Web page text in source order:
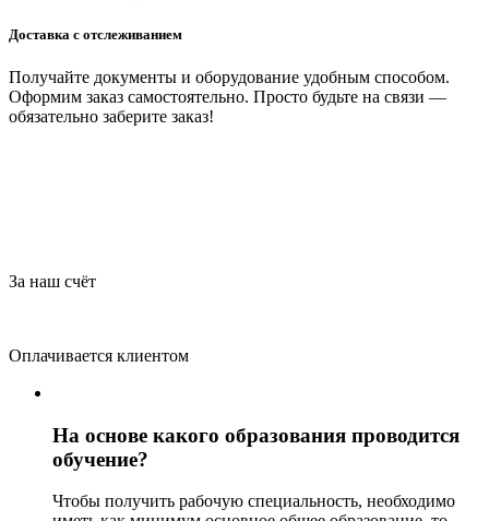
Доставка с отслеживанием
Получайте документы и оборудование удобным способом.
Оформим заказ самостоятельно. Просто будьте на связи —
обязательно заберите заказ!
За наш счёт
Оплачивается клиентом
На основе какого образования проводится
обучение?
Чтобы получить рабочую специальность, необходимо